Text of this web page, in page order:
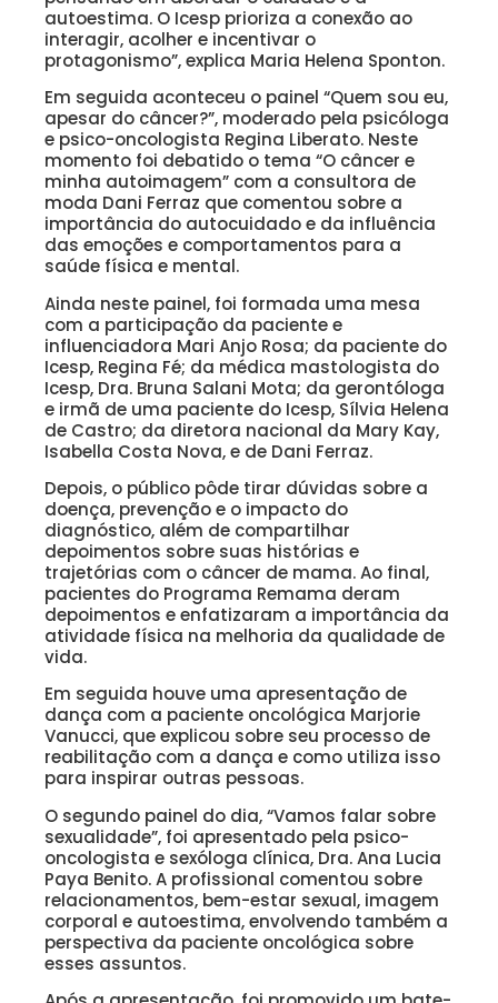
autoestima. O Icesp prioriza a conexão ao
interagir, acolher e incentivar o
protagonismo”, explica Maria Helena Sponton.
Em seguida aconteceu o painel “Quem sou eu,
apesar do câncer?”, moderado pela psicóloga
e psico-oncologista Regina Liberato. Neste
momento foi debatido o tema “O câncer e
minha autoimagem” com a consultora de
moda Dani Ferraz que comentou sobre a
importância do autocuidado e da influência
das emoções e comportamentos para a
saúde física e mental.
Ainda neste painel, foi formada uma mesa
com a participação da paciente e
influenciadora Mari Anjo Rosa; da paciente do
Icesp, Regina Fé; da médica mastologista do
Icesp, Dra. Bruna Salani Mota; da gerontóloga
e irmã de uma paciente do Icesp, Sílvia Helena
de Castro; da diretora nacional da Mary Kay,
Isabella Costa Nova, e de Dani Ferraz.
Depois, o público pôde tirar dúvidas sobre a
doença, prevenção e o impacto do
diagnóstico, além de compartilhar
depoimentos sobre suas histórias e
trajetórias com o câncer de mama. Ao final,
pacientes do Programa Remama deram
depoimentos e enfatizaram a importância da
atividade física na melhoria da qualidade de
vida.
Em seguida houve uma apresentação de
dança com a paciente oncológica Marjorie
Vanucci, que explicou sobre seu processo de
reabilitação com a dança e como utiliza isso
para inspirar outras pessoas.
O segundo painel do dia, “Vamos falar sobre
sexualidade”, foi apresentado pela psico-
oncologista e sexóloga clínica, Dra. Ana Lucia
Paya Benito. A profissional comentou sobre
relacionamentos, bem-estar sexual, imagem
corporal e autoestima, envolvendo também a
perspectiva da paciente oncológica sobre
esses assuntos.